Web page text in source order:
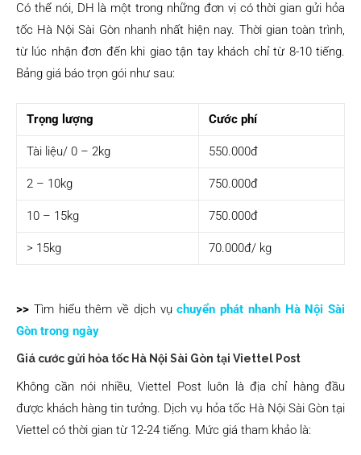
Có thể nói, DH là một trong những đơn vị có thời gian gửi hỏa
tốc Hà Nội Sài Gòn nhanh nhất hiện nay. Thời gian toàn trình,
từ lúc nhận đơn đến khi giao tận tay khách chỉ từ 8-10 tiếng.
Bảng giá báo trọn gói như sau:
Trọng lượng Cước phí
Tài liệu/ 0 – 2kg 550.000đ
2 – 10kg 750.000đ
10 – 15kg 750.000đ
> 15kg 70.000đ/ kg
>> Tìm hiểu thêm về dịch vụchuyển phát nhanh Hà Nội Sài
Gòn trong ngày
Giá cước gửi hỏa tốc Hà Nội Sài Gòn tại Viettel Post
Không cần nói nhiều, Viettel Post luôn là địa chỉ hàng đầu
được khách hàng tin tưởng. Dịch vụ hỏa tốc Hà Nội Sài Gòn tại
Viettel có thời gian từ 12-24 tiếng. Mức giá tham khảo là: